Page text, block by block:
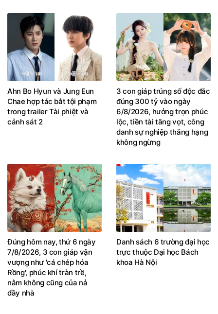
Ahn Bo Hyun và Jung Eun
Chae hợp tác bắt tội phạm
trong trailer Tài phiệt và
cảnh sát 2
3 con giáp trúng số độc đắc
đúng 300 tỷ vào ngày
6/8/2026, hưởng trọn phúc
lộc, tiền tài tăng vọt, công
danh sự nghiệp thăng hạng
không ngừng
Đúng hôm nay, thứ 6 ngày
7/8/2026, 3 con giáp vận
vượng như 'cá chép hóa
Rồng', phúc khí tràn trề,
nằm không cũng của nả
đầy nhà
Danh sách 6 trường đại học
trực thuộc Đại học Bách
khoa Hà Nội